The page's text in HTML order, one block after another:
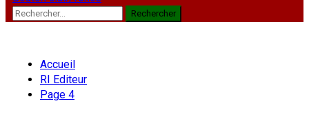
Rechercher :
Accueil
RI Editeur
Page 4